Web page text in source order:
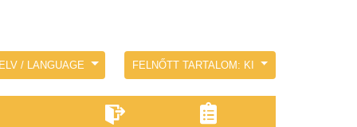
/ LANGUAGE FELNŐTT TARTALOM: KI